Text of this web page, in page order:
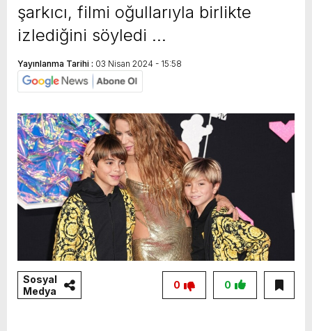
şarkıcı, filmi oğullarıyla birlikte
izlediğini söyledi …
Yayınlanma Tarihi : 03 Nisan 2024 - 15:58
Sosyal
Medya
0
0